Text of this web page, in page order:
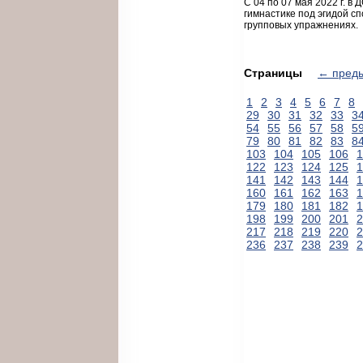
С 04 по 07 мая 2022 г. в
гимнастике под эгидой
групповых упражнениях.
Страницы ←
1 2 3 4 5 6 7
8
29
30 31 32 33
54
55 56 57 58
79
80 81 82 83
103
104 105 106
122
123 124 125
141
142 143 144
160
161 162 163
179
180 181 182
198
199 200 201
217
218 219 220
236
237 238 239